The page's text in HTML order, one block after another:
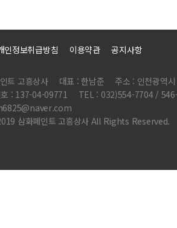
인정보취급방침 이용약관 공지사항
트 고흥상사 대표 : 한남준
주소 : 인천광역
: 137-04-09771
TEL : 032)554-7704 /
삼화페인트 고흥상사 All Rights Reserved.